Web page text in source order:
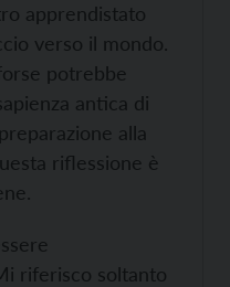
apprendistato
verso il mondo.
potrebbe
antica di
alla
riflessione è
riferisco soltanto